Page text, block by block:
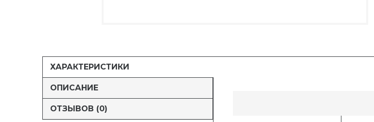
ХАРАКТЕРИСТИКИ
ОПИСАНИЕ
ОТЗЫВОВ (0)